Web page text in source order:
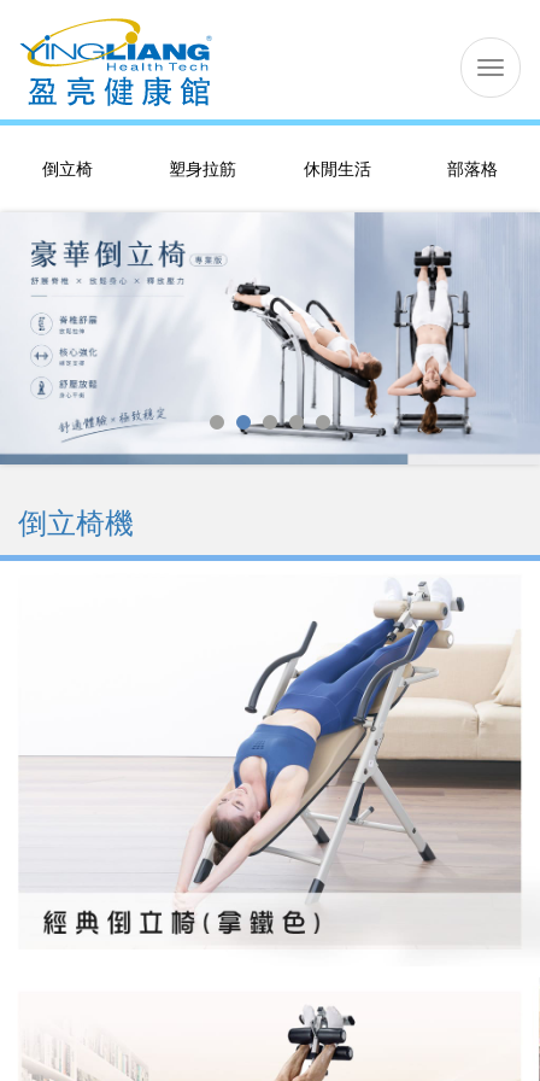
切
换
导
倒立椅
塑身拉筋 休閒生活 部落格
倒立椅機